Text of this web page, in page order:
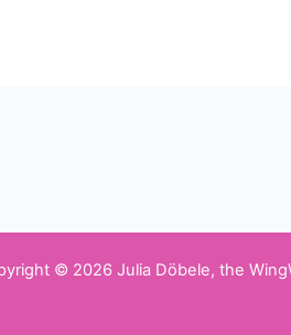
© 2026 Julia Döbele, the